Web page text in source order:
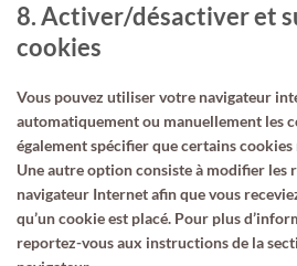
8. Activer/désactiver et
cookies
Vous pouvez utiliser votre navigateur
automatiquement ou manuellement les
également spécifier que certains cookies
Une autre option consiste à modifier les
navigateur Internet afin que vous
qu’un cookie est placé. Pour plus
reportez-vous aux instructions de la